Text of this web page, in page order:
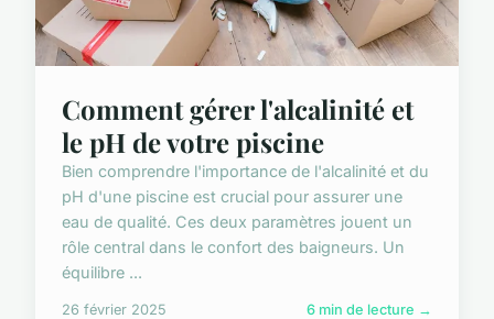
Comment gérer l'alcalinité et
le pH de votre piscine
Bien comprendre l'importance de l'alcalinité et du
pH d'une piscine est crucial pour assurer une
eau de qualité. Ces deux paramètres jouent un
rôle central dans le confort des baigneurs. Un
équilibre ...
26 février 2025 6 min de lecture →